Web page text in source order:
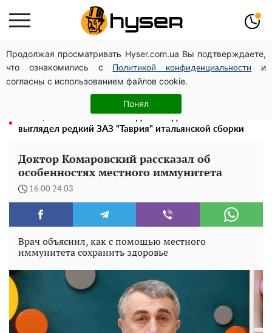
Продолжая просматривать Hyser.com.ua Вы подтверждаете,
что ознакомились с
Политикой конфиденциальности
и
согласны с использованием файлов cookie.
Понял
Елена Тополя слив видео – это далеко не все:
фронтмен "Антитела" Тарас Тополя стал следующим
Полностью голая Анна Тринчер блеснула
"прелестями": таких размеров вы еще не видели
выглядел редкий ЗАЗ "Таврия" итальянской сборки
Доктор Комаровский рассказал об
особенностях местного иммунитета
16:00 24.03
Врач объяснил, как с помощью местного
иммунитета сохранить здоровье